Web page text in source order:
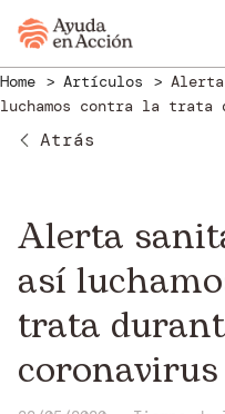
Home Artículos
luchamos contra la trata
Atrás
Alerta
así
trata
coronavirus